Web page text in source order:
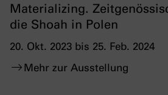
Materializing.
die Shoah in Polen
20. Okt. 2023 bis 25. Feb. 2024
Mehr zur Ausstellung